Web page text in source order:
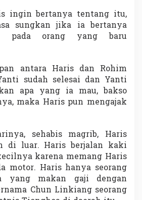
ingin bertanya tentang itu,
sungkan jika ia bertanya
pada orang yang baru
antara Haris dan Rohim
sudah selesai dan Yanti
apa yang ia mau, bakso
maka Haris pun mengajak
sehabis magrib, Haris
di luar. Haris berjalan kaki
karena memang Haris
motor. Haris hanya seorang
yang makan gaji dengan
Chun Linkiang seorang